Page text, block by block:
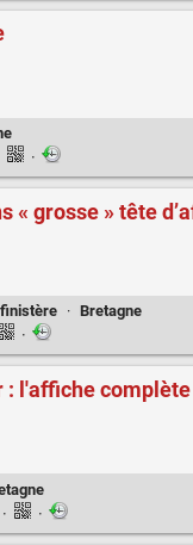
·
« grosse » tête
finistère · Bretagne
·
: l'affiche
· ·